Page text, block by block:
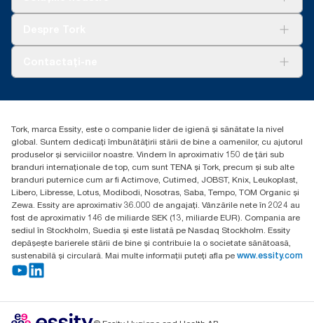
Essity Hungary Kft. Professional Hygiene
Budakeszi út 51.
Tork, marca Essity, este o companie lider de igienă și sănătate la nivel
global. Suntem dedicați îmbunătățirii stării de bine a oamenilor, cu ajutorul
produselor și serviciilor noastre. Vindem în aproximativ 150 de țări sub
branduri internaționale de top, cum sunt TENA și Tork, precum și sub alte
branduri puternice cum ar fi Actimove, Cutimed, JOBST, Knix, Leukoplast,
Libero, Libresse, Lotus, Modibodi, Nosotras, Saba, Tempo, TOM Organic și
Zewa. Essity are aproximativ 36.000 de angajați. Vânzările nete în 2024 au
fost de aproximativ 146 de miliarde SEK (13, miliarde EUR). Compania are
sediul în Stockholm, Suedia și este listată pe Nasdaq Stockholm. Essity
depășește barierele stării de bine și contribuie la o societate sănătoasă,
sustenabilă și circulară. Mai multe informații puteți afla pe www.essity.com